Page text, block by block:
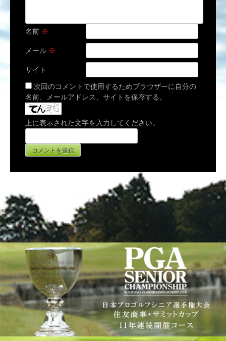
名前 ※
メール ※
サイト
次回のコメントで使用するためブラウザーに自分の
名前、メールアドレス、サイトを保存する。
上に表示された文字を入力してください。